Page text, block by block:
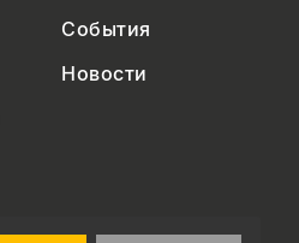
События
Новости